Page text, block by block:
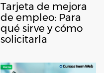
Tarjeta de mejora
de empleo: Para
qué sirve y cómo
solicitarla